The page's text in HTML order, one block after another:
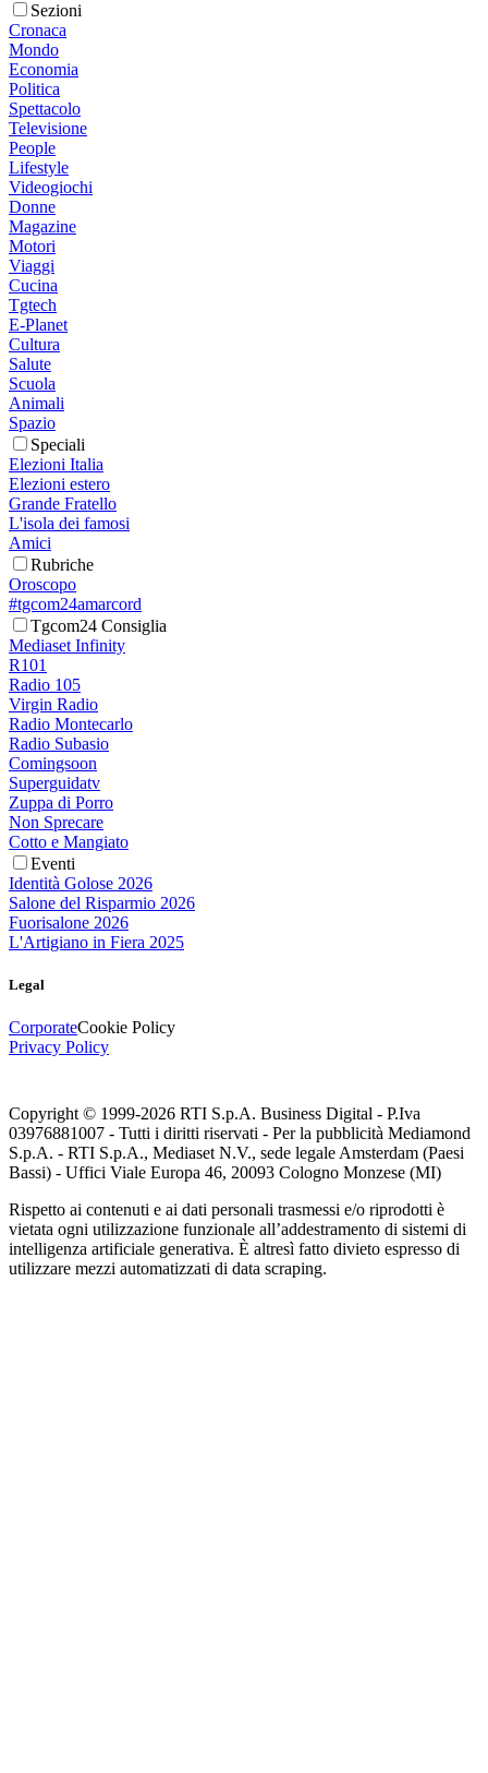
Sezioni
Cronaca
Mondo
Economia
Politica
Spettacolo
Televisione
People
Lifestyle
Videogiochi
Donne
Magazine
Motori
Viaggi
Cucina
Tgtech
E-Planet
Cultura
Salute
Scuola
Animali
Spazio
Speciali
Elezioni Italia
Elezioni estero
Grande Fratello
L'isola dei famosi
Amici
Rubriche
Oroscopo
#tgcom24amarcord
Tgcom24 Consiglia
Mediaset Infinity
R101
Radio 105
Virgin Radio
Radio Montecarlo
Radio Subasio
Comingsoon
Superguidatv
Zuppa di Porro
Non Sprecare
Cotto e Mangiato
Eventi
Identità Golose 2026
Salone del Risparmio 2026
Fuorisalone 2026
L'Artigiano in Fiera 2025
Legal
CorporateCookie Policy
Privacy Policy
Copyright © 1999-2026 RTI S.p.A. Business Digital - P.Iva
03976881007 - Tutti i diritti riservati - Per la pubblicità Mediamond
S.p.A. - RTI S.p.A., Mediaset N.V., sede legale Amsterdam (Paesi
Bassi) - Uffici Viale Europa 46, 20093 Cologno Monzese (MI)
Rispetto ai contenuti e ai dati personali trasmessi e/o riprodotti è
vietata ogni utilizzazione funzionale all’addestramento di sistemi di
intelligenza artificiale generativa. È altresì fatto divieto espresso di
utilizzare mezzi automatizzati di data scraping.